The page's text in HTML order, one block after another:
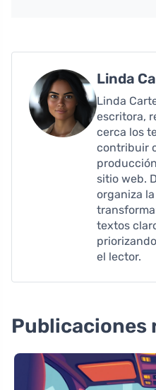
Linda
Linda
escritora,
cerca los
contribuir
sitio web.
organiza
textos
el lector.
Publicaciones